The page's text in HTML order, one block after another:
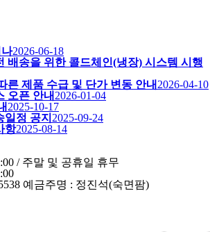
2026-06-18
배송을 위한 콜드체인(냉장) 시스템 시행
른 제품 수급 및 단가 변동 안내 2026-04-10
오픈 안내 2026-01-04
2025-10-17
일정 공지 2025-09-24
항2025-08-14
/ 주말 및 공휴일 휴무
예금주명 : 정진석(숙면팜)